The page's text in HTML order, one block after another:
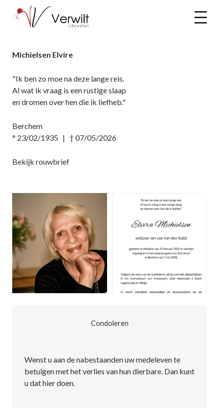
Michielsen Elvire
"Ik ben zo moe na deze lange reis.
Al wat ik vraag is een rustige slaap
en dromen over hen die ik liefheb."
Berchem
° 23/02/1935 | † 07/05/2026
Bekijk rouwbrief
Condoleren
Wenst u aan de nabestaanden uw medeleven te
betuigen met het verlies van hun dierbare. Dan kunt
u dat hier doen.